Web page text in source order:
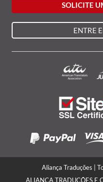
SOLICITE
ENTRE
Aliança Traduções |
ALIANÇA TRADUÇÕES E